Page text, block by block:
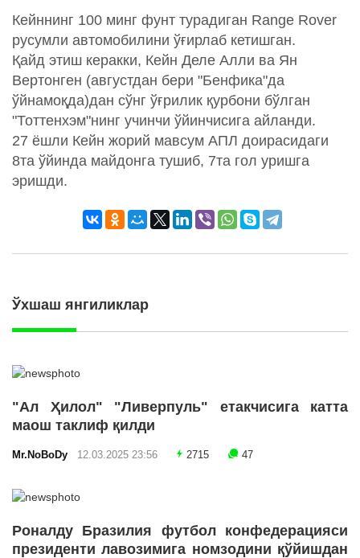
Кейннинг 100 минг фунт турадиган Range Rover
русумли автомобилини ўғирлаб кетишган.
Қайд этиш керакки, Кейн Деле Алли ва Ян
Вертонген (августдан бери "Бенфика"да
ўйнамоқда)дан сўнг ўғрилик қурбони бўлган
"Тоттенхэм"нинг учинчи ўйинчисига айланди.
27 ёшли Кейн жорий мавсум АПЛ доирасидаги
8та ўйинда майдонга тушиб, 7та гол уришга
эришди.
Ўхшаш янгиликлар
"Ал Ҳилол" "Ливерпуль" етакчисига катта
маош таклиф қилди
Mr.NoBoDy 12.03.2025 23:56 2715 47
Роналду Бразилия футбол конфедерацияси
президенти лавозимига номзодини қўйишдан